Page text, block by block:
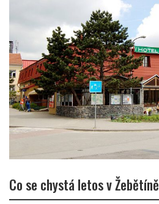
Co se chystá letos v Žebětíně